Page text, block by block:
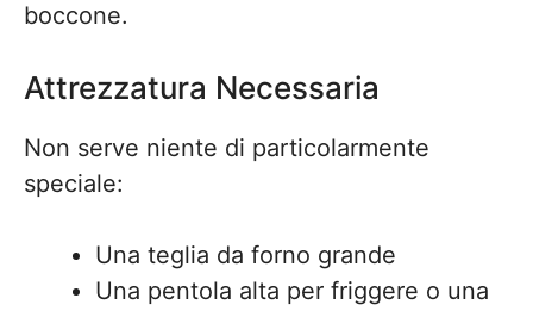
boccone.
Attrezzatura Necessaria
Non serve niente di particolarmente
speciale:
Una teglia da forno grande
Una pentola alta per friggere o una